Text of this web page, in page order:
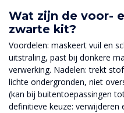
Wat zijn de voor-
zwarte kit?
Voordelen: maskeert vuil en
uitstraling, past bij donkere
verwerking. Nadelen: trekt
lichte ondergronden, niet
(kan bij buitentoepassingen
definitieve keuze: verwijderen